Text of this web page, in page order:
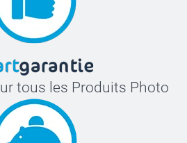
tous les Produits Photo